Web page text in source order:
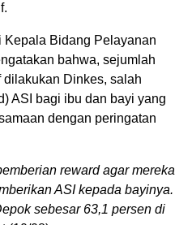
Kepala Bidang Pelayanan
bahwa, sejumlah
Dinkes, salah
ASI bagi ibu dan bayi yang
dengan peringatan
reward agar mereka
ASI kepada bayinya.
sebesar 63,1 persen di